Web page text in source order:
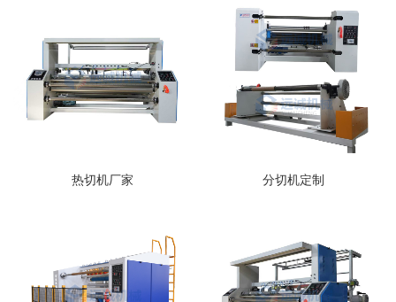
热切机厂家 ​分切机定制